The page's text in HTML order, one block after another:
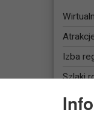
Izba
Szlaki
Baza